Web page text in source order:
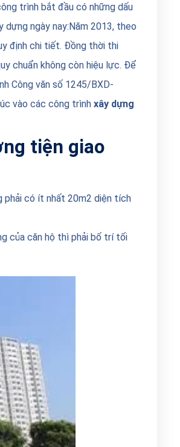
trình bắt đầu có những dấu
dựng ngày nay:Năm 2013, theo
định chi tiết. Đồng thời thi
chuẩn không còn hiệu lực. Để
Công văn số 1245/BXD-
vào các công trình xây dựng
tiện giao
phải có ít nhất 20m2 diện tích
của căn hộ thì phải bố trí tối